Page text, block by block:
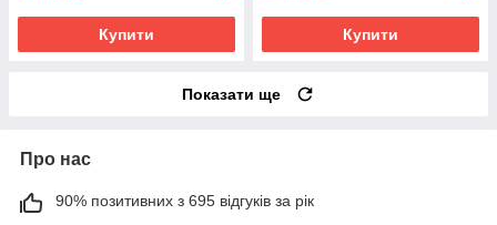
Купити Купити
Показати ще
Про нас
90% позитивних з 695 відгуків за рік